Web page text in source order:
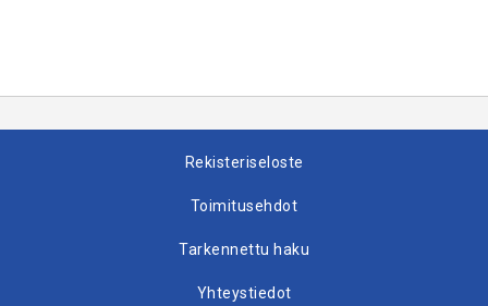
Rekisteriseloste
Toimitusehdot
Tarkennettu haku
Yhteystiedot